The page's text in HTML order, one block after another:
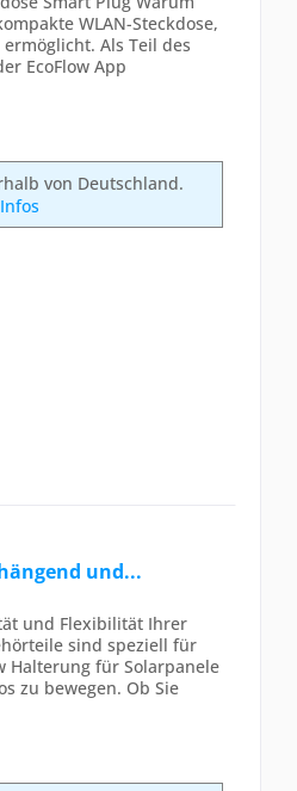
WLAN-Steckdose,
Als Teil des
EcoFlow App
von Deutschland.
und...
und Flexibilität Ihrer
sind speziell für
Halterung für Solarpanele
zu bewegen. Ob Sie